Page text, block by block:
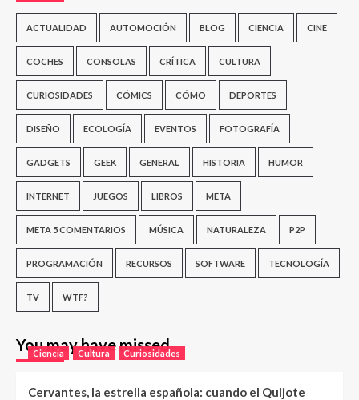
ACTUALIDAD AUTOMOCIÓN BLOG CIENCIA CINE
COCHES CONSOLAS CRÍTICA CULTURA
CURIOSIDADES CÓMICS CÓMO DEPORTES
DISEÑO ECOLOGÍA EVENTOS FOTOGRAFÍA
GADGETS GEEK GENERAL HISTORIA HUMOR
INTERNET JUEGOS LIBROS META
META 5 COMENTARIOS MÚSICA NATURALEZA P2P
PROGRAMACIÓN RECURSOS SOFTWARE TECNOLOGÍA
TV WTF?
You may have missed
Ciencia Cultura Curiosidades
Cervantes, la estrella española: cuando el Quijote